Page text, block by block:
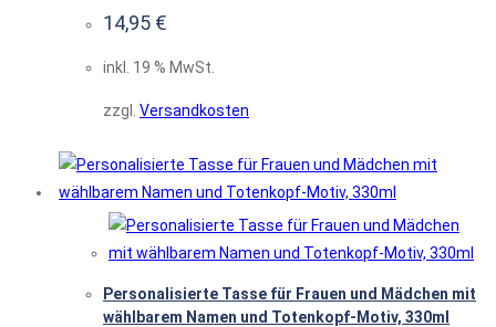
14,95 €
inkl. 19 % MwSt.
zzgl. Versandkosten
Personalisierte Tasse für Frauen und Mädchen mit
wählbarem Namen und Totenkopf-Motiv, 330ml